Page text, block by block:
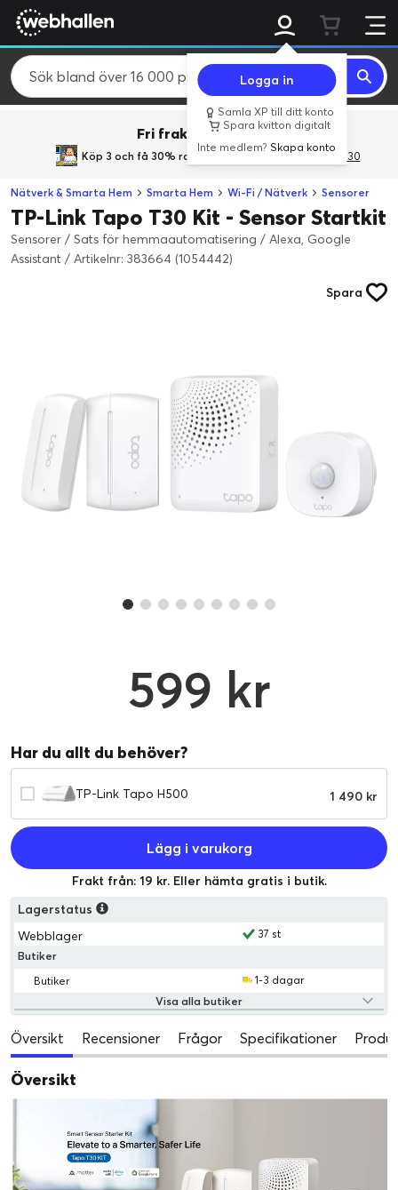
Logga in
Samla XP till ditt konto
Spara kvitton digitalt
Inte medlem?Skapa konto
Fri frakt över 800 kr.
Köp 3 och få 30% rabatt med rabattkoden 3Gives30
Nätverk & Smarta Hem Smarta Hem Wi-Fi / Nätverk Sensorer
TP-Link Tapo T30 Kit - Sensor Startkit
Sensorer / Sats för hemmaautomatisering / Alexa, Google
Assistant / Artikelnr: 383664 (1054442)
Spara
599 kr
Har du allt du behöver?
TP-Link Tapo H500 1 490 kr
Lägg i varukorg
Frakt från: 19 kr. Eller hämta gratis i butik.
Lagerstatus
Webblager
37 st
Butiker
Butiker
1-3 dagar
Visa alla butiker
Översikt Recensioner Frågor Specifikationer
Översikt